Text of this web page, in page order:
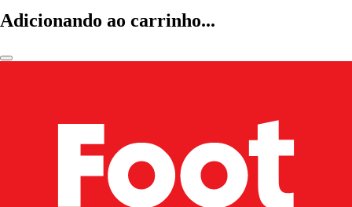
Adicionando ao carrinho...